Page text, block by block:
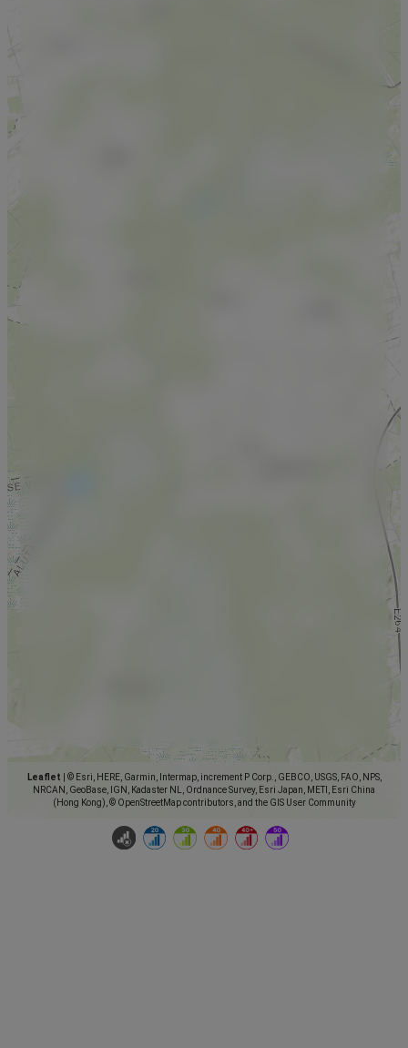
Leaflet
© Esri, HERE, Garmin, Intermap, increment P Corp., GEBCO, USGS, FAO, NPS,
NRCAN, GeoBase, IGN, Kadaster NL, Ordnance Survey, Esri Japan, METI, Esri China
(Hong Kong), © OpenStreetMap contributors, and the GIS User Community